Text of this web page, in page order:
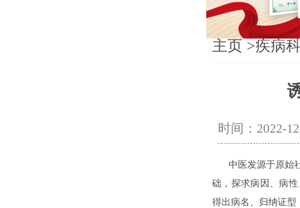
主页 >疾病
时间：2022-
中医发源于原始社
础，探求病因、病
得出病名、归纳证型